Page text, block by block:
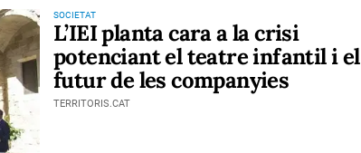
SOCIETAT
L’IEI planta cara a la crisi
potenciant el teatre infantil i el
futur de les companyies
TERRITORIS.CAT